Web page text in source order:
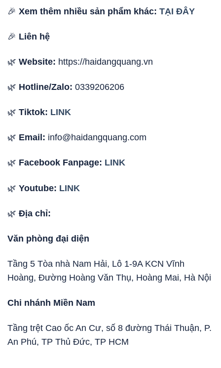
🎉 Xem thêm nhiều sản phẩm khác: TẠI ĐÂY
🎉 Liên hệ
🌿 Website: https://haidangquang.vn
🌿 Hotline/Zalo: 0339206206
🌿 Tiktok: LINK
🌿 Email: info@haidangquang.com
🌿 Facebook Fanpage: LINK
🌿 Youtube: LINK
🌿 Địa chỉ:
Văn phòng đại diện
Tầng 5 Tòa nhà Nam Hải, Lô 1-9A KCN Vĩnh
Hoàng, Đường Hoàng Văn Thụ, Hoàng Mai, Hà Nội
Chi nhánh Miền Nam
Tầng trệt Cao ốc An Cư, số 8 đường Thái Thuận, P.
An Phú, TP Thủ Đức, TP HCM